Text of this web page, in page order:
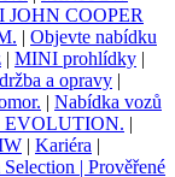
JOHN COOPER
| Objevte nabídku
| MINI prohlídky |
a opravy |
| Nabídka vozů
|
| Kariéra |
| Prověřené